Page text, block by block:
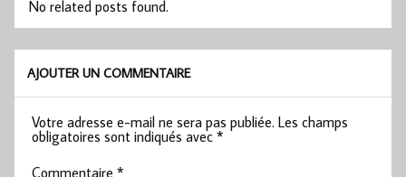
No related posts found.
AJOUTER UN COMMENTAIRE
Votre adresse e-mail ne sera pas publiée. Les champs
obligatoires sont indiqués avec*
Commentaire*